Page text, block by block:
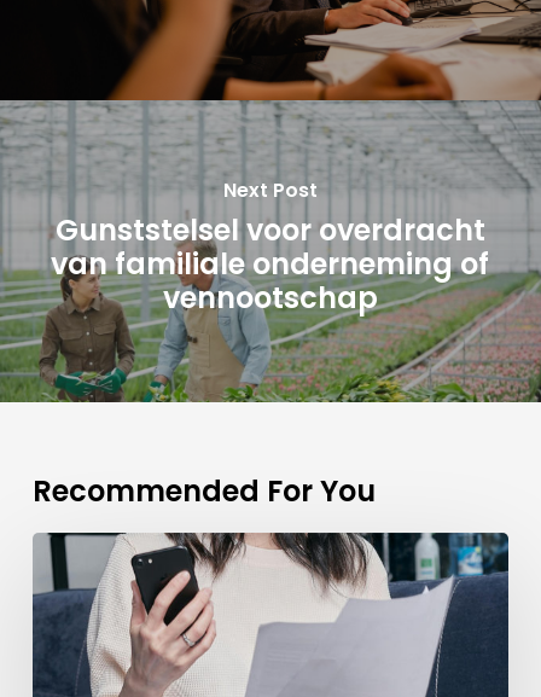
Next Post
Gunststelsel voor overdracht
van familiale onderneming of
vennootschap
Recommended For You